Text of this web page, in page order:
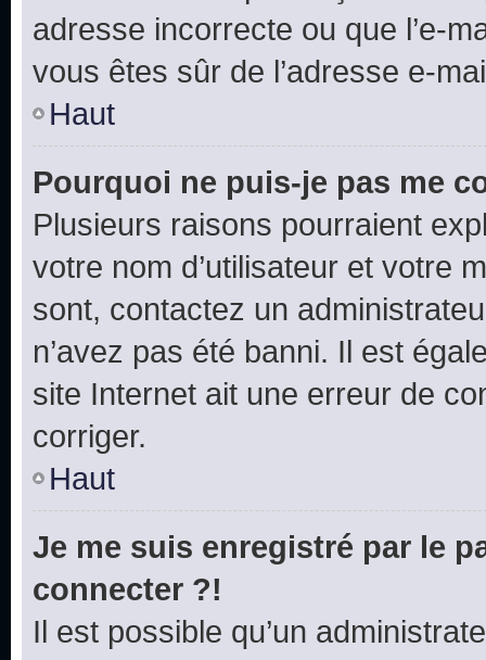
adresse incorrecte ou que l’e-
vous êtes sûr de l’adresse e-
Haut
Pourquoi ne puis-je pas me
Plusieurs raisons pourraient
votre nom d’utilisateur et votre
sont, contactez un
n’avez pas été banni. Il est
site Internet ait une erreur de
corriger.
Haut
Je me suis enregistré par le
connecter ?!
Il est possible qu’un